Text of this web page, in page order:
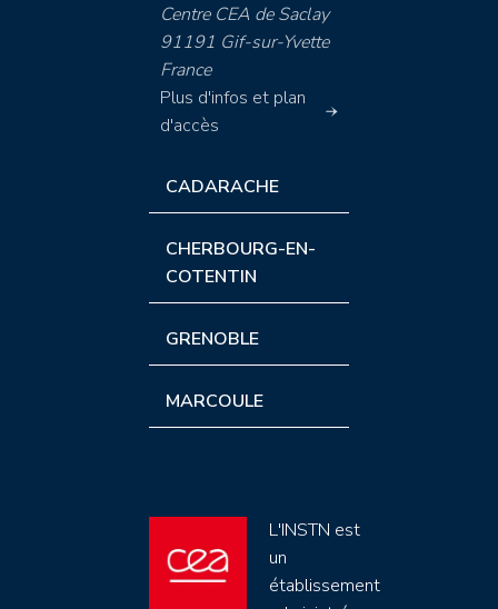
Centre CEA de Saclay
91191 Gif-sur-Yvette
France
Plus d'infos et plan
d'accès
CADARACHE
CHERBOURG-EN-
COTENTIN
GRENOBLE
MARCOULE
L'INSTN est
un
établissement